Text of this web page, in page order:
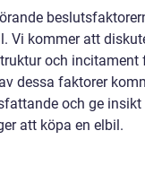
Vi kommer att
och incitament
dessa faktorer
och ge insikt
att köpa en elbil.